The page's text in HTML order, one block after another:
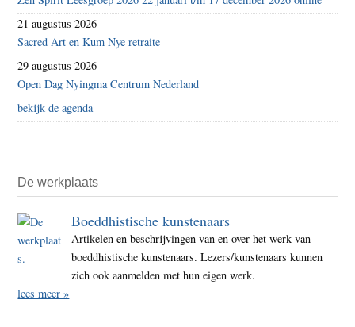
21 augustus 2026
Sacred Art en Kum Nye retraite
29 augustus 2026
Open Dag Nyingma Centrum Nederland
bekijk de agenda
De werkplaats
Boeddhistische kunstenaars
Artikelen en beschrijvingen van en over het werk van
boeddhistische kunstenaars. Lezers/kunstenaars kunnen
zich ook aanmelden met hun eigen werk.
lees meer »